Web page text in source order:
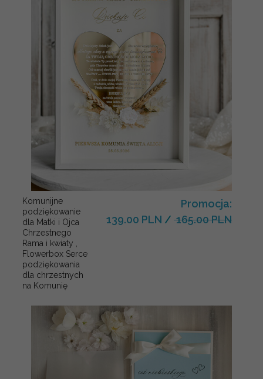
Komunijne
podziękowanie
dla Matki i Ojca
Chrzestnego
Rama i kwiaty ,
Flowerbox Serce
podziękowania
dla chrzestnych
na Komunię
Promocja:
139.00 PLN / 165.00 PLN